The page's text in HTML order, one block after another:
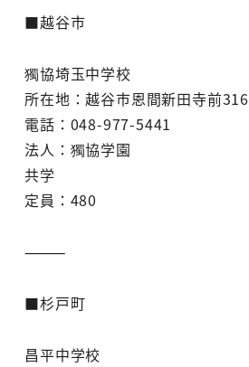
■越谷市
獨協埼玉中学校
所在地：越谷市恩間新田寺前316
電話：048-977-5441
法人：獨協学園
共学
定員：480
⸻
■杉戸町
昌平中学校